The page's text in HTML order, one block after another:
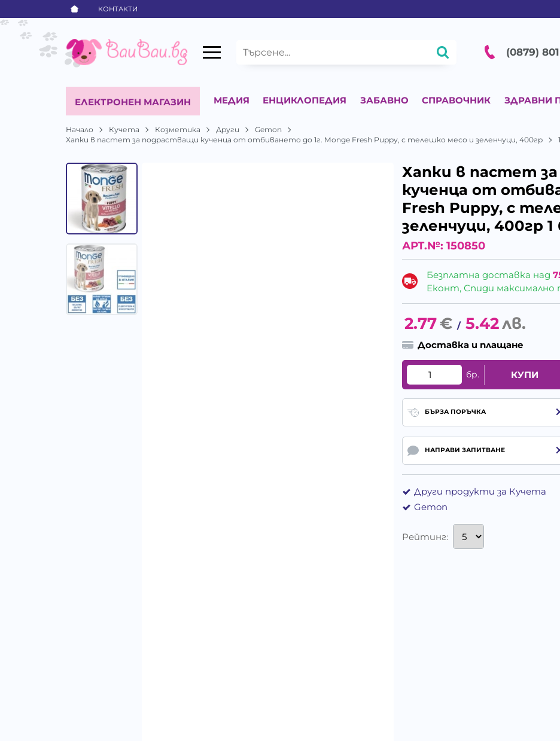
КОНТАКТИ
(0879)
ЕЛЕКТРОНЕН МАГАЗИН МЕДИЯ ЕНЦИКЛОПЕДИЯ ЗАБАВНО СПРАВОЧНИК ЗДРАВНИ
Начало Кучета Козметика Други
Gemon
Хапки в пастет за подрастващи кученца от отбиването до 1г. Monge Fresh Puppy, с телешко месо и зеленчуци, 400гр
Хапки в пастет
кученца от
Fresh Puppy, с
зеленчуци, 400гр 1
АРТ.№: 150850
Безплатна доставка над
Еконт, Спиди максимално
2.77€ / 5.42лв.
Доставка и плащане
бр. КУПИ
БЪРЗА ПОРЪЧКА
НАПРАВИ ЗАПИТВАНЕ
Други продукти за Кучета
Gemon
Рейтинг: